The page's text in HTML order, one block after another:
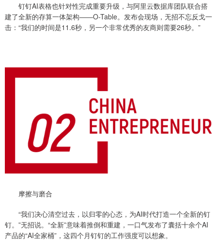
钉钉AI表格也针对性完成重要升级，与阿里云数据库团队联合搭
建了全新的存算一体架构——O-Table。发布会现场，无招不忘反戈一
击：“我们的时间是11.6秒，另一个非常优秀的友商则需要26秒。”
摩擦与磨合
“我们决心清空过去，以归零的心态，为AI时代打造一个全新的钉
钉。”无招说。“全新”意味着推倒和重建，一口气发布了囊括十余个AI
产品的“AI全家桶”，这四个月钉钉的工作强度可以想象。